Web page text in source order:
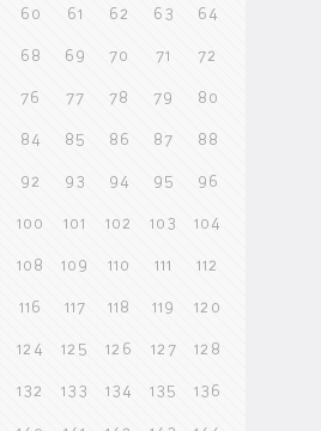
60 61 62 63 64
68 69 70 71 72
76 77 78 79 80
84 85 86 87 88
92 93 94 95 96
100 101 102 103 104
108 109 110 111 112
116 117 118 119 120
124 125 126 127 128
132 133 134 135 136